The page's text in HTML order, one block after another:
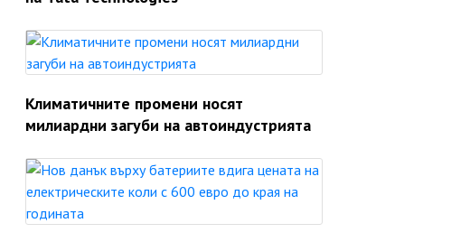
Климатичните промени носят
милиардни загуби на автоиндустрията